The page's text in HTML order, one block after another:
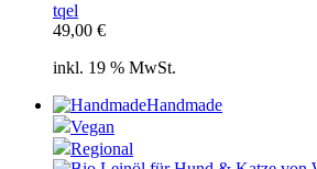
tqel
49,00 €
inkl. 19 % MwSt.
Handmade
Vegan
Regional